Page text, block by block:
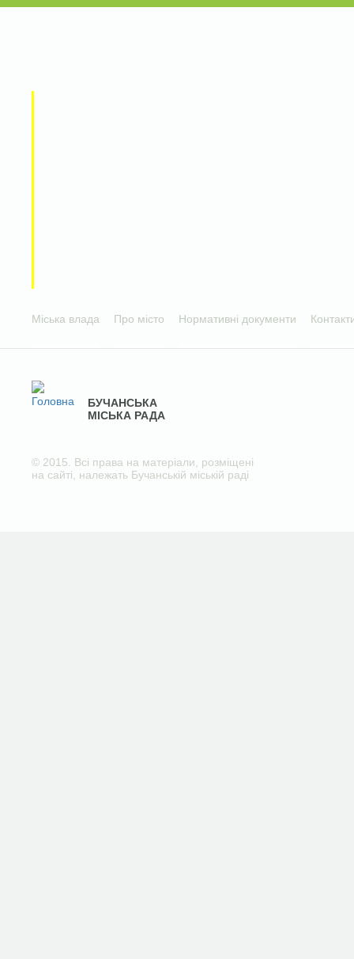
Міська влада Про місто Нормативні документи
БУЧАНСЬКА
МІСЬКА РАДА
© 2015. Всі права на матеріали, розміщені
на сайті, належать Бучанській міській раді